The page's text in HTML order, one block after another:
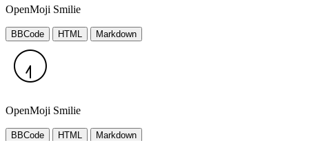
OpenMoji Smilie
BBCode HTML Markdown
OpenMoji Smilie
BBCode HTML Markdown